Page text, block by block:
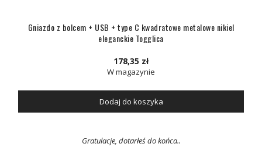
Gniazdo z bolcem + USB + type C kwadratowe metalowe nikiel
eleganckie Togglica
178,35 zł
W magazynie
Dodaj do koszyka
Gratulacje, dotarłeś do końca..